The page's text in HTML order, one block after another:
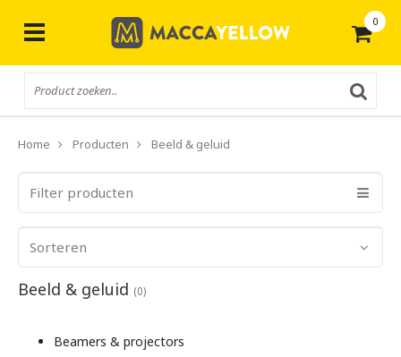
0
Home Producten Beeld & geluid
Filter producten
Sorteren
Beeld & geluid (0)
Beamers & projectors